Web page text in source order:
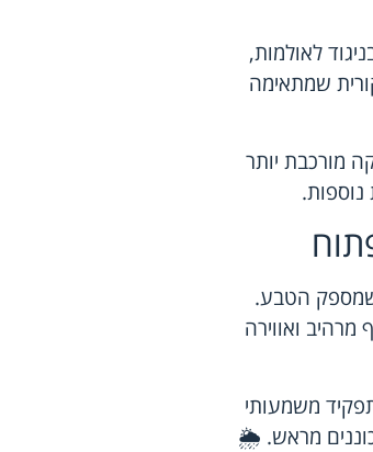
לאולמות,
שמתאימה
מורכבת יותר
הטבע.
ואווירה
משמעותי
מראש. 🌦️